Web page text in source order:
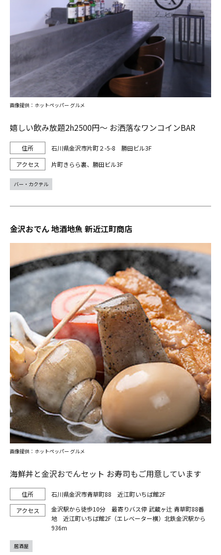
嬉しい飲み放題2h2500円～ お洒落なワンコインBAR
石川県金沢市片町２-5-8 勝田ビル3F
片町きらら裏、勝田ビル3F
画像提供：ホットペッパー グルメ
バー・カクテル
金沢おでん 地酒地魚 新近江町商店
海鮮丼と金沢おでんセット お寿司もご用意しています
石川県金沢市青草町88 近江町いちば館2F
金沢駅から徒歩10分 最寄りバス停 武蔵ヶ辻 青草町88番
地 近江町いちば館2F（エレベーター横）北鉄金沢駅から
936m
画像提供：ホットペッパー グルメ
居酒屋